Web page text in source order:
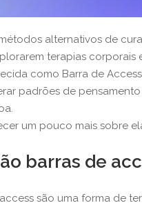
alternativos de
terapias corporais
como Barra de
padrões de
um pouco mais sobre
barras de
são uma forma de